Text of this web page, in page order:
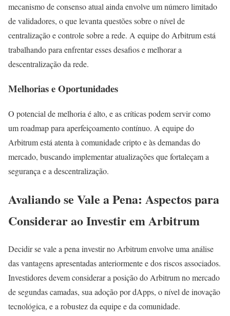
mecanismo de consenso atual ainda envolve um número limitado
de validadores, o que levanta questões sobre o nível de
centralização e controle sobre a rede. A equipe do Arbitrum está
trabalhando para enfrentar esses desafios e melhorar a
descentralização da rede.
Melhorias e Oportunidades
O potencial de melhoria é alto, e as críticas podem servir como
um roadmap para aperfeiçoamento contínuo. A equipe do
Arbitrum está atenta à comunidade cripto e às demandas do
mercado, buscando implementar atualizações que fortaleçam a
segurança e a descentralização.
Avaliando se Vale a Pena: Aspectos para
Considerar ao Investir em Arbitrum
Decidir se vale a pena investir no Arbitrum envolve uma análise
das vantagens apresentadas anteriormente e dos riscos associados.
Investidores devem considerar a posição do Arbitrum no mercado
de segundas camadas, sua adoção por dApps, o nível de inovação
tecnológica, e a robustez da equipe e da comunidade.